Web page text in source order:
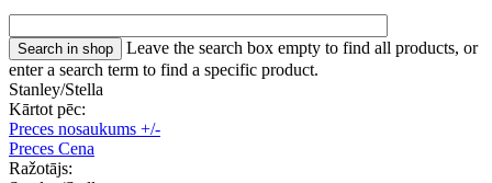
Leave the search box empty to find all products, or
enter a search term to find a specific product.
Stanley/Stella
Kārtot pēc:
Preces nosaukums +/-
Preces Cena
Ražotājs: